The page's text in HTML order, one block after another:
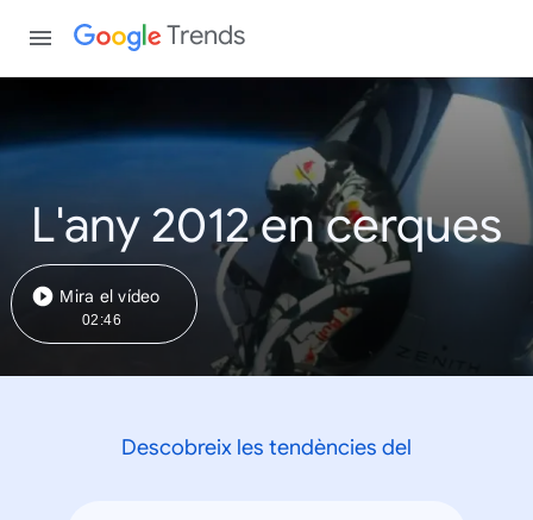
Trends
L'any 2012 en cerques
Mira el vídeo
02:46
Descobreix les tendències del